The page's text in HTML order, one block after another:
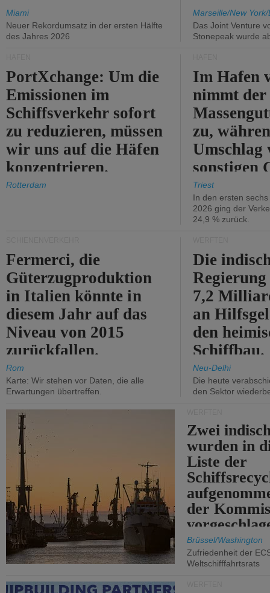
Miami
Neuer Rekordumsatz in der ersten Hälfte
des Jahres 2026
Marseille/New
Das Joint Venture
Stonepeak wurde
PortXchange: Um die
Emissionen im
Schiffsverkehr sofort
zu reduzieren, müssen
wir uns auf die Häfen
konzentrieren.
Rotterdam
Im Hafen
nimmt der
zu,
Umschlag
sonstigen
abnimmt.
Triest
In den ersten
2026 ging der
24,9 % zurück.
Fermerci, die
Güterzugproduktion
in Italien könnte in
diesem Jahr auf das
Niveau von 2015
zurückfallen.
Rom
Karte: Wir stehen vor Daten, die alle
Erwartungen übertreffen.
Die
7,2
an
den
Schiffbau.
Neu-Delhi
Die heute
den Sektor
Zwei
wurden in
Liste der
der
Brüssel/Washington
Zufriedenheit der
Weltschifffahrtsrats